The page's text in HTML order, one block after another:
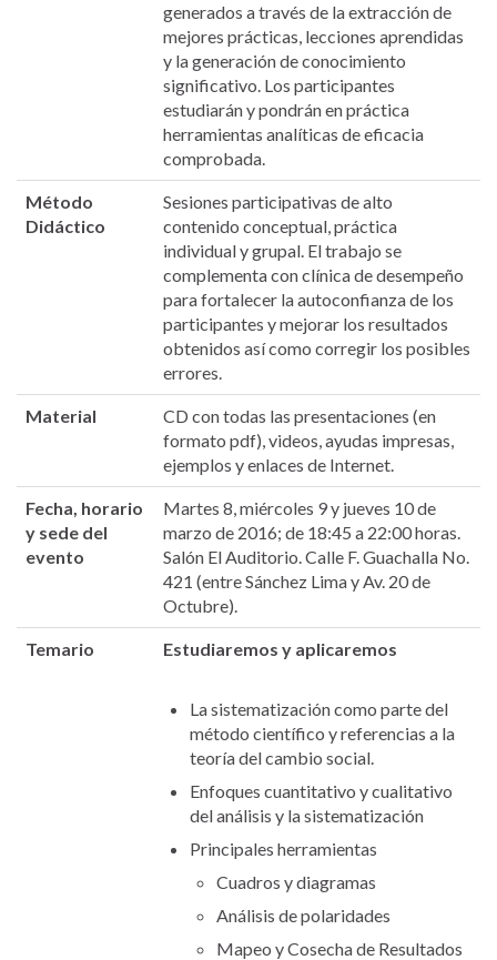
generados a través de la extracción de
mejores prácticas, lecciones aprendidas
y la generación de conocimiento
significativo. Los participantes
estudiarán y pondrán en práctica
herramientas analíticas de eficacia
comprobada.
Método
Didáctico
Sesiones participativas de alto
contenido conceptual, práctica
individual y grupal. El trabajo se
complementa con clínica de desempeño
para fortalecer la autoconfianza de los
participantes y mejorar los resultados
obtenidos así como corregir los posibles
errores.
Material
CD con todas las presentaciones (en
formato pdf), videos, ayudas impresas,
ejemplos y enlaces de Internet.
Fecha, horario
y sede del
evento
Martes 8, miércoles 9 y jueves 10 de
marzo de 2016; de 18:45 a 22:00 horas.
Salón El Auditorio. Calle F. Guachalla No.
421 (entre Sánchez Lima y Av. 20 de
Octubre).
Temario Estudiaremos y aplicaremos
La sistematización como parte del
método científico y referencias a la
teoría del cambio social.
Enfoques cuantitativo y cualitativo
del análisis y la sistematización
Principales herramientas
Cuadros y diagramas
Análisis de polaridades
Mapeo y Cosecha de Resultados